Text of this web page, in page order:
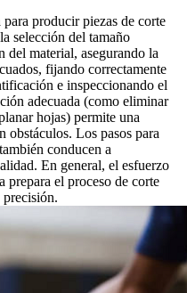
producir piezas de corte
selección del tamaño
del material, asegurando la
fijando correctamente
e inspeccionando el
adecuada (como eliminar
hojas) permite una
obstáculos. Los pasos para
conducen a
En general, el esfuerzo
prepara el proceso de corte